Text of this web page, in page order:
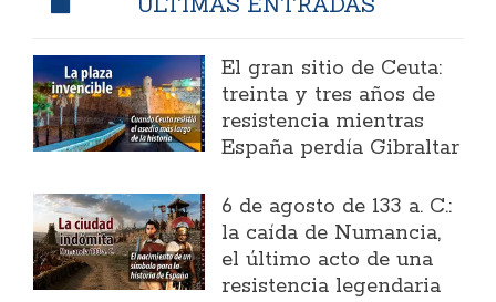
El gran sitio de Ceuta:
treinta y tres años de
resistencia mientras
España perdía Gibraltar
6 de agosto de 133 a. C.:
la caída de Numancia,
el último acto de una
resistencia legendaria